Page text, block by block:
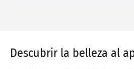
Descubrir la belleza al